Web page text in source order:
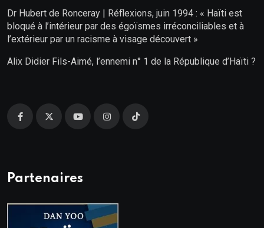
Dr Hubert de Ronceray | Réflexions, juin 1994 : « Haïti est
bloqué à l’intérieur par des égoïsmes irréconciliables et à
l’extérieur par un racisme à visage découvert »
Alix Didier Fils-Aimé, l’ennemi n° 1 de la République d’Haïti ?
Partenaires